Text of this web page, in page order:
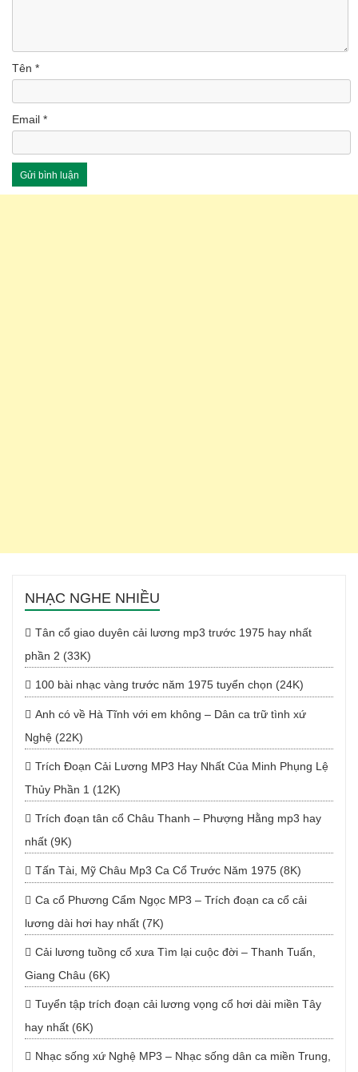
Tên *
Email *
NHẠC NGHE NHIỀU
Tân cổ giao duyên cải lương mp3 trước 1975 hay nhất
phần 2 (33K)
100 bài nhạc vàng trước năm 1975 tuyển chọn (24K)
Anh có về Hà Tĩnh với em không – Dân ca trữ tình xứ
Nghệ (22K)
Trích Đoạn Cải Lương MP3 Hay Nhất Của Minh Phụng Lệ
Thủy Phần 1 (12K)
Trích đoạn tân cổ Châu Thanh – Phượng Hằng mp3 hay
nhất (9K)
Tấn Tài, Mỹ Châu Mp3 Ca Cổ Trước Năm 1975 (8K)
Ca cổ Phương Cẩm Ngọc MP3 – Trích đoạn ca cổ cải
lương dài hơi hay nhất (7K)
Cải lương tuồng cổ xưa Tìm lại cuộc đời – Thanh Tuấn,
Giang Châu (6K)
Tuyển tập trích đoạn cải lương vọng cổ hơi dài miền Tây
hay nhất (6K)
Nhạc sống xứ Nghệ MP3 – Nhạc sống dân ca miền Trung,